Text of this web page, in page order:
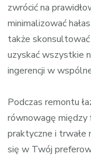
zwrócić na
minimalizować
także
uzyskać wszystkie
ingerencji w
Podczas remontu
równowagę między
praktyczne i trwałe
się w Twój